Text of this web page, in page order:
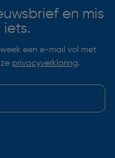
en mis
een e-mail vol met
privacyverklaring.